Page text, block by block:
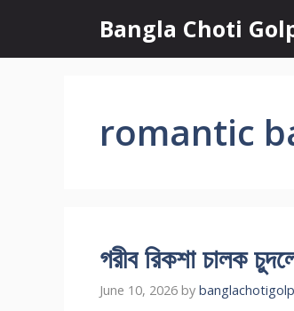
content
Bangla Choti
romantic
গরীব রিকশা চালক
June 10, 2026 by